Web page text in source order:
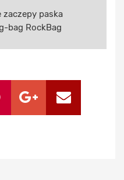
zaczepy paska
bag RockBag